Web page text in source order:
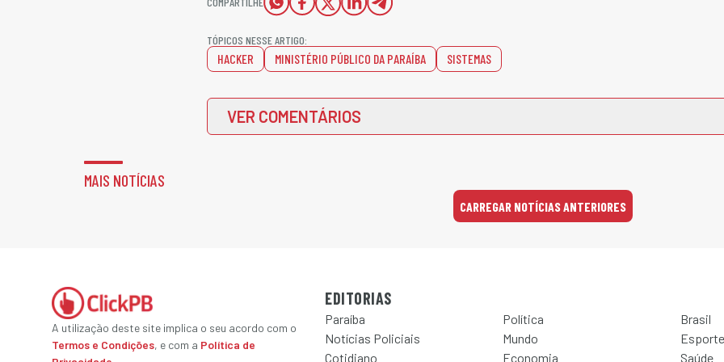
TÓPICOS NESSE ARTIGO:
HACKER MINISTÉRIO PÚBLICO DA PARAÍBA SISTEMAS
VER COMENTÁRIOS
MAIS NOTÍCIAS
CARREGAR NOTÍCIAS ANTERIORES
A utilização deste site implica o seu acordo com o
Termos e Condições, e com a Política de
EDITORIAS
Paraíba Política
Brasil
Notícias Policiais
Mundo
Esporte
Cotidiano
Economia Saúde